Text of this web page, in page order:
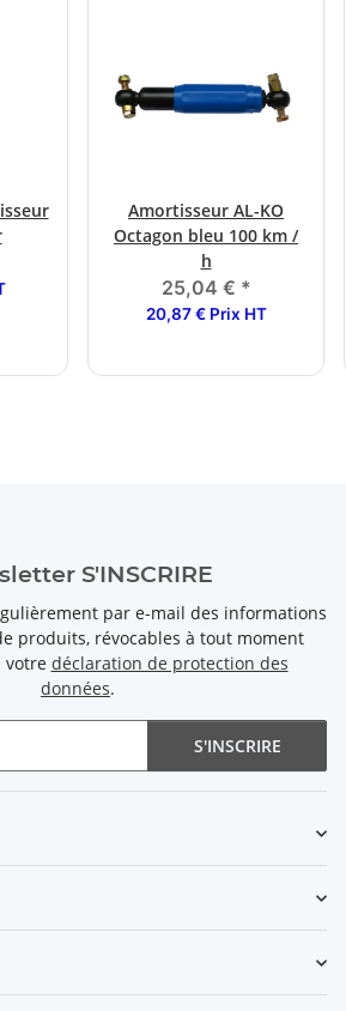
Amortisseur AL-KO
Octagon bleu 100 km /
h
25,04 € *
20,87 € Prix HT
S'INSCRIRE
par e-mail des informations
produits, révocables à tout moment
votre déclaration de protection des
données.
S'INSCRIRE